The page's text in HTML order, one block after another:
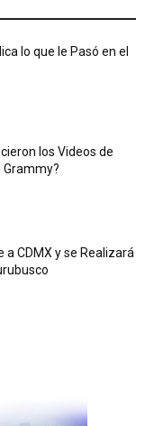
lo que le Pasó en el
los Videos de
Grammy?
a CDMX y se Realizará